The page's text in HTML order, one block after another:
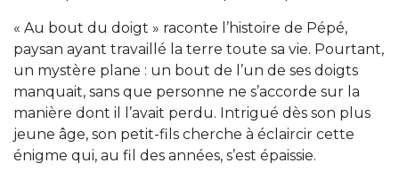
« Au bout du doigt » raconte l’histoire de Pépé,
paysan ayant travaillé la terre toute sa vie. Pourtant,
un mystère plane : un bout de l’un de ses doigts
manquait, sans que personne ne s’accorde sur la
manière dont il l’avait perdu. Intrigué dès son plus
jeune âge, son petit-fils cherche à éclaircir cette
énigme qui, au fil des années, s’est épaissie.